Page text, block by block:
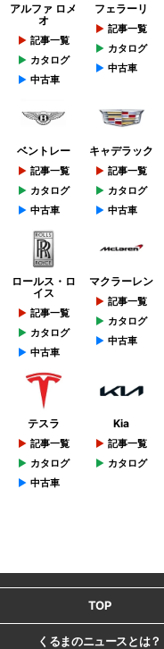
アルファ ロメ
オ
記事一覧
カタログ
中古車
フェラーリ
記事一覧
カタログ
中古車
ベントレー
記事一覧
カタログ
中古車
キャデラック
記事一覧
カタログ
中古車
ロールス・ロ
イス
記事一覧
カタログ
中古車
マクラーレン
記事一覧
カタログ
中古車
テスラ
記事一覧
カタログ
中古車
Kia
記事一覧
カタログ
TOP
くるまのニュースとは？